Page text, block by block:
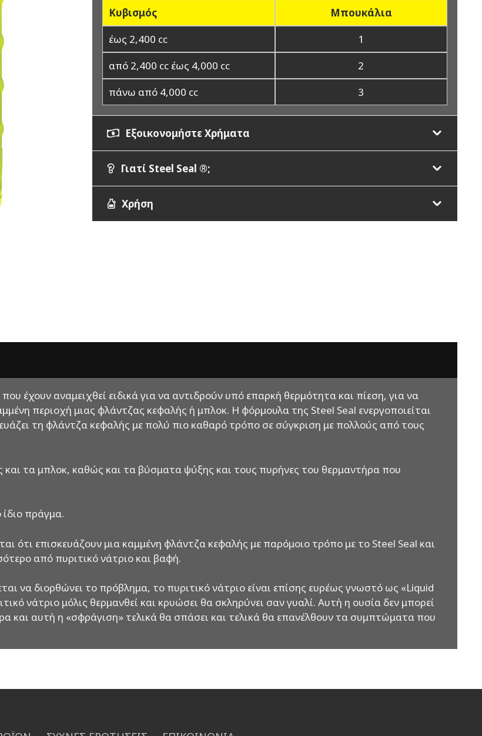
Κυβισμός
Μπουκάλια
έως 2,400 cc
1
από 2,400 cc έως 4,000 cc
2
πάνω από 4,000 cc
3
Εξοικονομήστε Χρήματα
Γιατί Steel Seal ®;
Χρήση
έχουν αναμειχθεί ειδικά για να αντιδρούν υπό επαρκή θερμότητα και πίεση, για να
περιοχή μιας φλάντζας κεφαλής ή μπλοκ. Η φόρμουλα της Steel Seal ενεργοποιείται
τη φλάντζα κεφαλής με πολύ πιο καθαρό τρόπο σε σύγκριση με πολλούς από τους
και τα μπλοκ, καθώς και τα βύσματα ψύξης και τους πυρήνες του θερμαντήρα που
πράγμα.
ότι επισκευάζουν μια καμμένη φλάντζα κεφαλής με παρόμοιο τρόπο με το Steel Seal και
από πυριτικό νάτριο και βαφή.
να διορθώνει το πρόβλημα, το πυριτικό νάτριο είναι επίσης ευρέως γνωστό ως «Liquid
νάτριο μόλις θερμανθεί και κρυώσει θα σκληρύνει σαν γυαλί. Αυτή η ουσία δεν μπορεί
και αυτή η «σφράγιση» τελικά θα σπάσει και τελικά θα επανέλθουν τα συμπτώματα που